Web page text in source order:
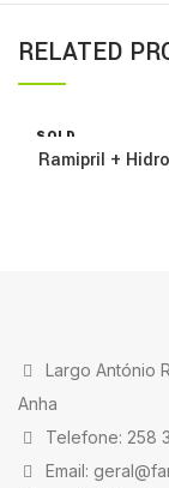
RELATED
SOLD
OUT
Ramipril +
Largo António
Anha
Telefone: 258
Email: